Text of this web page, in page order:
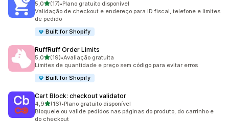
5,0de 5 estrelas
(17)
17 avaliações ao todo
•Plano gratuito disponível
Validação de checkout e endereço para ID fiscal, telefone e limites
de pedido
Built for Shopify
RuffRuff Order Limits
5,0de 5 estrelas
(19)
19 avaliações ao todo
•Avaliação gratuita
Limites de quantidade e preço sem código para evitar erros
Built for Shopify
Cart Block: checkout validator
4,9de 5 estrelas
(16)
16 avaliações ao todo
•Plano gratuito disponível
Bloqueie ou valide pedidos nas páginas do produto, do carrinho e
do checkout